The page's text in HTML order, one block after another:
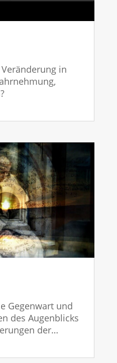
in
Gegenwart und
des Augenblicks
der…